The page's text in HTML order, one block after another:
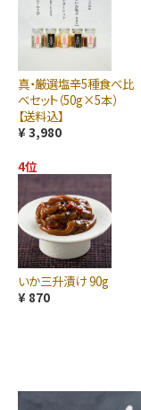
真・厳選塩辛5種食べ比
べセット（50g×5本）
【送料込】
¥ 3,980
4位
いか三升漬け 90g
¥ 870